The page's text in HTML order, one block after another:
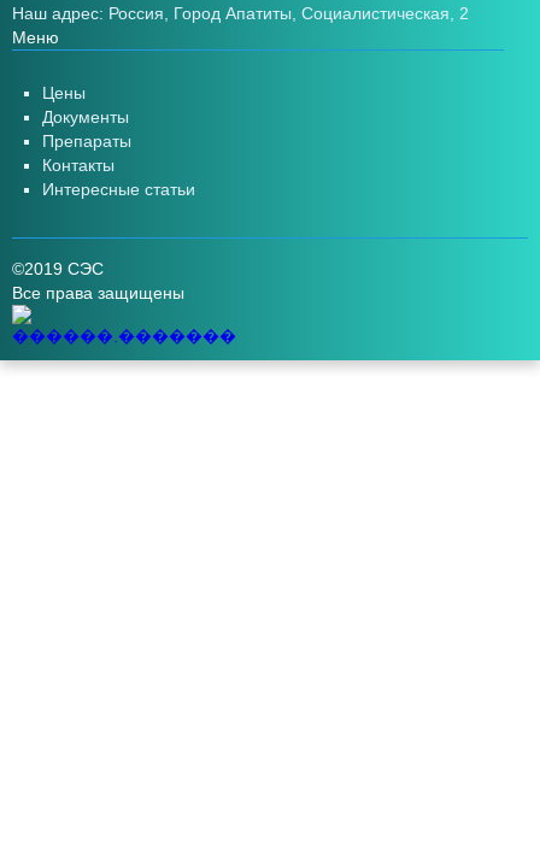
Наш адрес: Россия, Город Апатиты, Социалистическая, 2
Меню
Цены
Документы
Препараты
Контакты
Интересные статьи
©2019 СЭС
Все права защищены